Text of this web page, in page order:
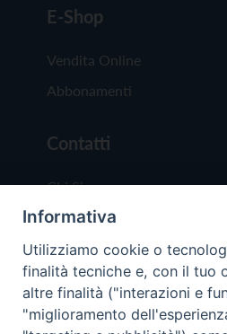
E-Shop
Vendita Online
Abbonamenti
Contatti
Chi Siamo
Redazione
Scrivici
Informativa
Utilizziamo cookie o
finalità tecniche e, con il tuo
altre finalità ("interazioni e
"miglioramento